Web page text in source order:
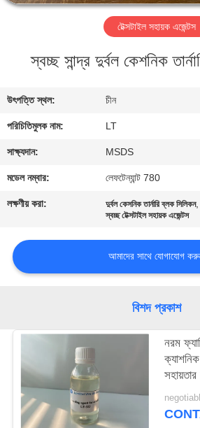
কারখানা
নিয়ন্ত্রণ
যোগাযোগ
করুন
উদ্ধৃতির
ম্যাপ
PRIVACY
টেক্সটাইল সহায়ক এজেন্টস
স্বচ্ছ সান্দ্র দুর্বল কেশনিক
উৎপত্তি স্থল: চীন
পরিচিতিমুলক নাম: LT
সাক্ষ্যদান: MSDS
মডেল নম্বার: লেফটেন্যান্ট 780
লক্ষণীয় করা: দুর্বল কেসনিক তার্নারি ব্লক সিলিকন
স্বচ্ছ টেক্সটাইল সহায়ক এজেন্টস
আমাদের সাথে যোগাযোগ
বিশদ প্রকাশ
নরম
সহায়তার